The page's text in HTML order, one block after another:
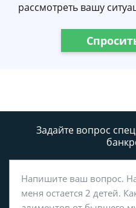
рассмотреть вашу
Задайте вопрос